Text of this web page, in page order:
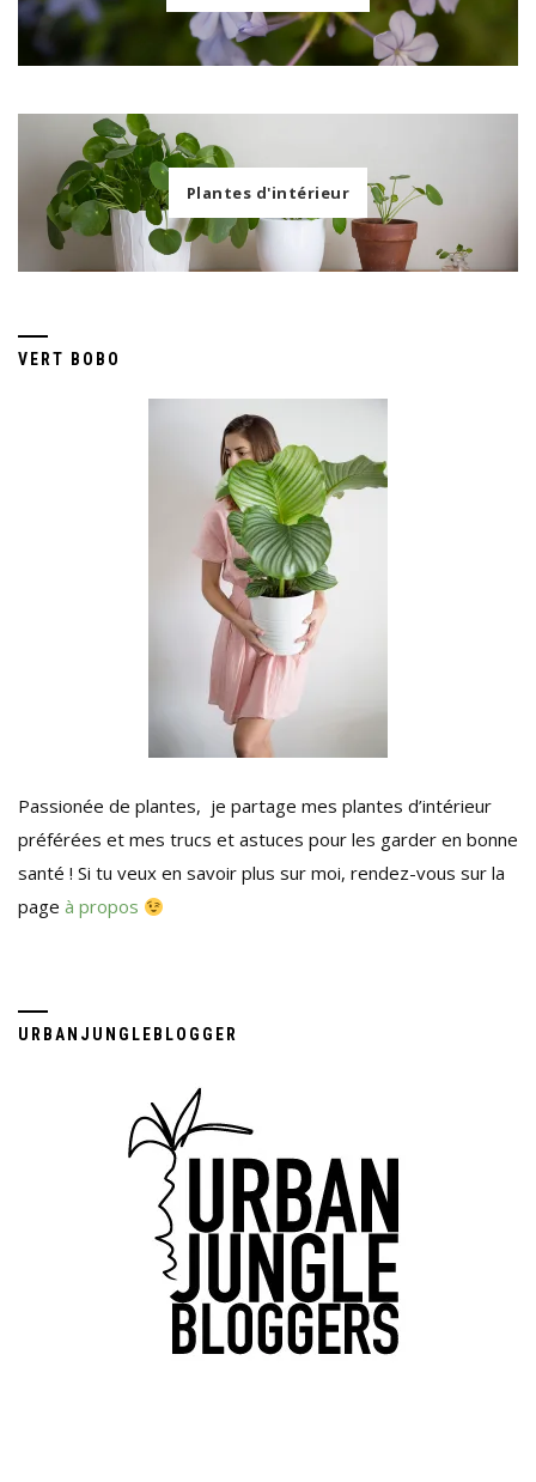
Plantes d'intérieur
VERT BOBO
Passionée de plantes, je partage mes plantes d’intérieur
préférées et mes trucs et astuces pour les garder en bonne
santé ! Si tu veux en savoir plus sur moi, rendez-vous sur la
page à propos
URBANJUNGLEBLOGGER